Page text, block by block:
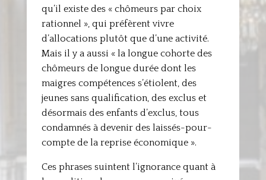
qu’il existe des « chômeurs par choix
rationnel », qui préfèrent vivre
d’allocations plutôt que d’une activité.
Mais il y a aussi « la longue cohorte des
chômeurs de longue durée dont les
maigres compétences s’étiolent, des
jeunes sans qualification, des exclus et
désormais des enfants d’exclus, tous
condamnés à devenir des laissés-pour-
compte de la reprise économique ».
Ces phrases suintent l’ignorance quant à